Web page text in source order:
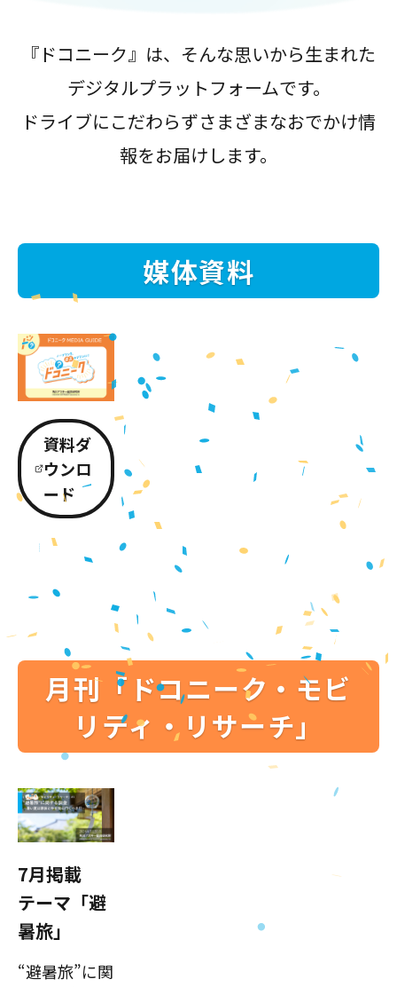
『ドコニーク』は、そんな思いから生まれた
デジタルプラットフォームです。
ドライブにこだわらずさまざまなおでかけ情
報をお届けします。
媒体資料
資料ダ
ウンロ
ード
月刊「ドコニーク・モビ
リティ・リサーチ」
7月掲載
テーマ「避
暑旅」
“避暑旅”に関